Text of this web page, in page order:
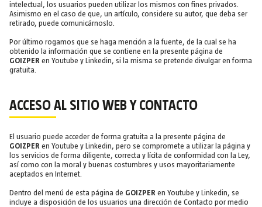
intelectual, los usuarios pueden utilizar los mismos con fines privados.
Asimismo en el caso de que, un artículo, considere su autor, que deba ser
retirado, puede comunicárnoslo.
Por último rogamos que se haga mención a la fuente, de la cual se ha
obtenido la información que se contiene en la presente página de
GOIZPER en Youtube y Linkedin, si la misma se pretende divulgar en forma
gratuita.
ACCESO AL SITIO WEB Y CONTACTO
El usuario puede acceder de forma gratuita a la presente página de
GOIZPER en Youtube y Linkedin, pero se compromete a utilizar la página y
los servicios de forma diligente, correcta y lícita de conformidad con la Ley,
así como con la moral y buenas costumbres y usos mayoritariamente
aceptados en Internet.
Dentro del menú de esta página de GOIZPER en Youtube y Linkedin, se
incluye a disposición de los usuarios una dirección de Contacto por medio